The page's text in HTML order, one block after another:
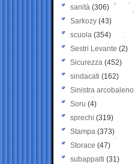
sanità (306)
Sarkozy (43)
scuola (354)
Sestri Levante (2)
Sicurezza (452)
sindacati (162)
Sinistra arcobaleno
Soru (4)
sprechi (319)
Stampa (373)
Storace (47)
subappalti (31)